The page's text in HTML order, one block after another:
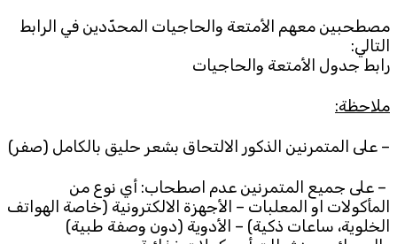
مصطحبين معهم الأمتعة والحاجيات المحدّدين في الرابط
التالي:
رابط جدول الأمتعة والحاجيات
ملاحظة:
– على المتمرنين الذكور الالتحاق بشعر حليق بالكامل (صفر)
– على جميع المتمرنين عدم اصطحاب: أي نوع من
المأكولات او المعلبات – الأجهزة الالكترونية (خاصة الهواتف
الخلوية، ساعات ذكية) – الأدوية (دون وصفة طبية)